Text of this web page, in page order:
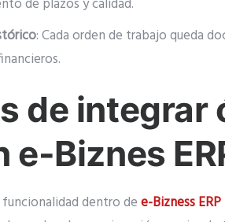
de plazos y calidad.
: Cada orden de trabajo queda
de integrar
e-Biznes
dentro dee-Bizness ERP